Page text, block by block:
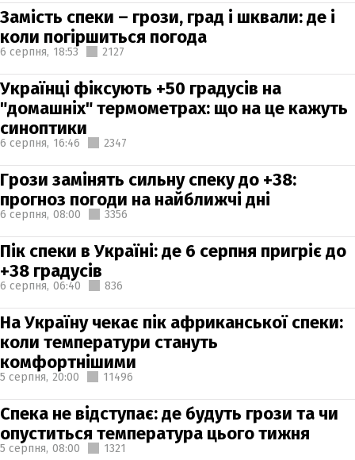
Замість спеки – грози, град і шквали: де і
коли погіршиться погода
6 серпня, 18:53 2127
Українці фіксують +50 градусів на
"домашніх" термометрах: що на це кажуть
синоптики
6 серпня, 16:46 2347
Грози замінять сильну спеку до +38:
прогноз погоди на найближчі дні
6 серпня, 08:00 3356
Пік спеки в Україні: де 6 серпня пригріє до
+38 градусів
6 серпня, 06:40 836
На Україну чекає пік африканської спеки:
коли температури стануть
комфортнішими
5 серпня, 20:00 11496
Спека не відступає: де будуть грози та чи
опуститься температура цього тижня
5 серпня, 08:00 1321